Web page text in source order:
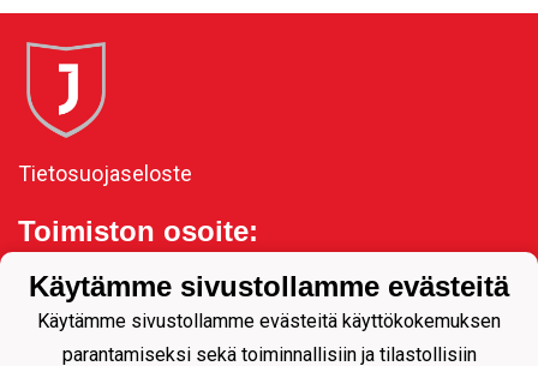
Tietosuojaseloste
Toimiston osoite:
Joensuu
Käytämme sivustollamme evästeitä
Käytämme sivustollamme evästeitä käyttökokemuksen
parantamiseksi sekä toiminnallisiin ja tilastollisiin